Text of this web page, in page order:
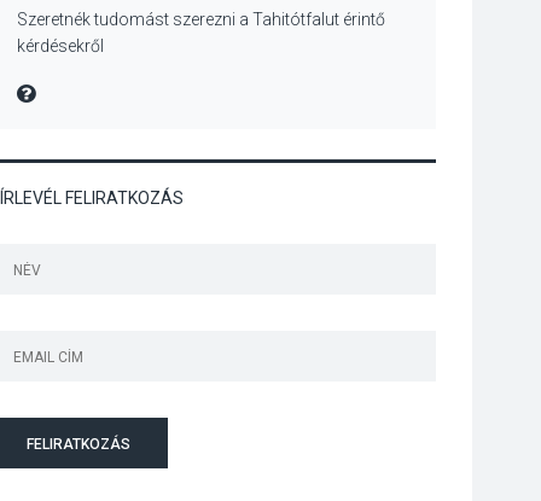
KULTÚRA 2026 AUG 05
KÖZÉLET
Szeretnék tudomást szerezni a Tahitótfalut érintő
kérdésekről
MIRE MONDTA
FELIRATKOZÁS
FELIRATKOZÁS